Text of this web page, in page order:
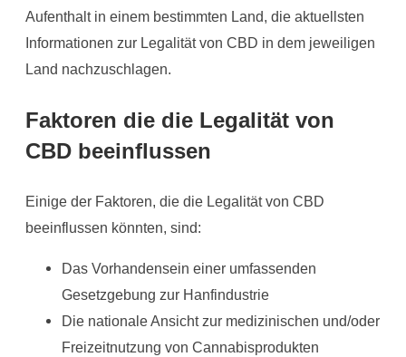
Aufenthalt in einem bestimmten Land, die aktuellsten
Informationen zur Legalität von CBD in dem jeweiligen
Land nachzuschlagen.
Faktoren die die Legalität von
CBD beeinflussen
Einige der Faktoren, die die Legalität von CBD
beeinflussen könnten, sind:
Das Vorhandensein einer umfassenden
Gesetzgebung zur Hanfindustrie
Die nationale Ansicht zur medizinischen und/oder
Freizeitnutzung von Cannabisprodukten